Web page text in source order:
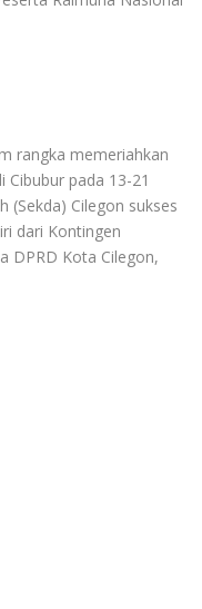
rangka memeriahkan
Cibubur pada 13-21
(Sekda) Cilegon sukses
dari Kontingen
DPRD Kota Cilegon,